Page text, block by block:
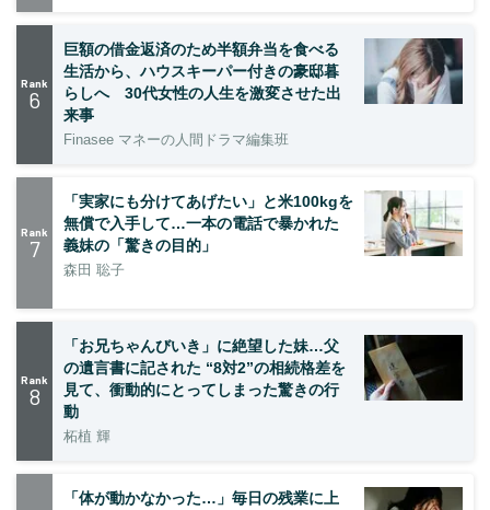
Rank
6
巨額の借金返済のため半額弁当を食べる
生活から、ハウスキーパー付きの豪邸暮
らしへ 30代女性の人生を激変させた出
来事
Finasee マネーの人間ドラマ編集班
Rank
7
「実家にも分けてあげたい」と米100kgを
無償で入手して…一本の電話で暴かれた
義妹の「驚きの目的」
森田 聡子
Rank
8
「お兄ちゃんびいき」に絶望した妹…父
の遺言書に記された “8対2”の相続格差を
見て、衝動的にとってしまった驚きの行
動
柘植 輝
「体が動かなかった…」毎日の残業に上